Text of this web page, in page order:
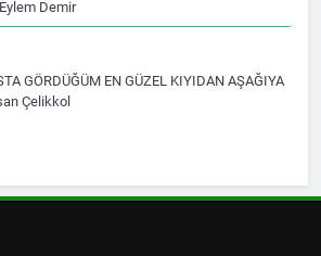
Demir
GÖRDÜĞÜM EN GÜZEL KIYIDAN AŞAĞIYA
Çelikkol